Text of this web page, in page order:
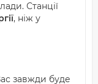
Станції
, ніж у
завжди буде